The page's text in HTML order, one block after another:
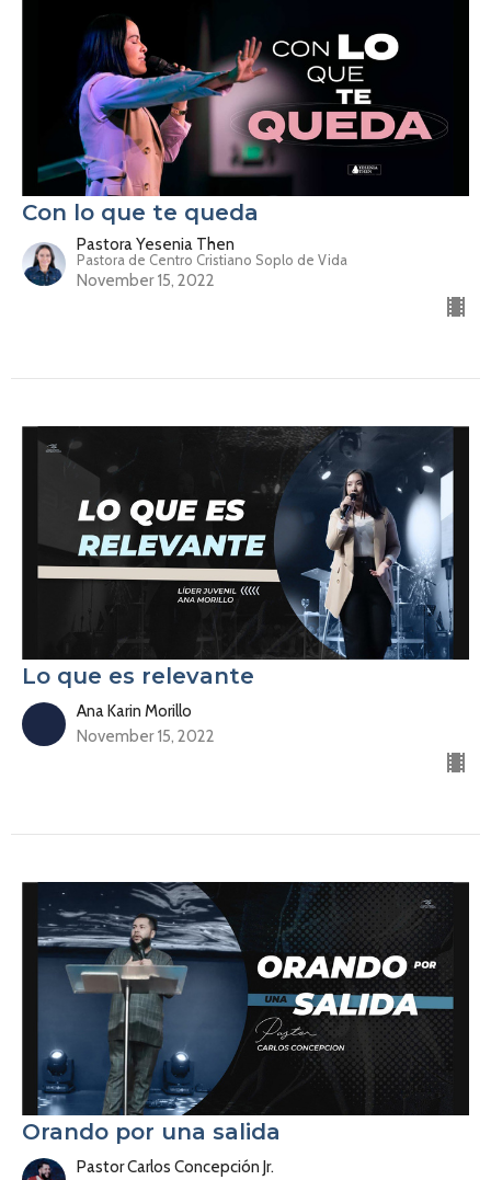
Con lo que te queda
Pastora Yesenia Then
Pastora de Centro Cristiano Soplo de Vida
November 15, 2022
Lo que es relevante
Ana Karin Morillo
November 15, 2022
Orando por una salida
Pastor Carlos Concepción Jr.